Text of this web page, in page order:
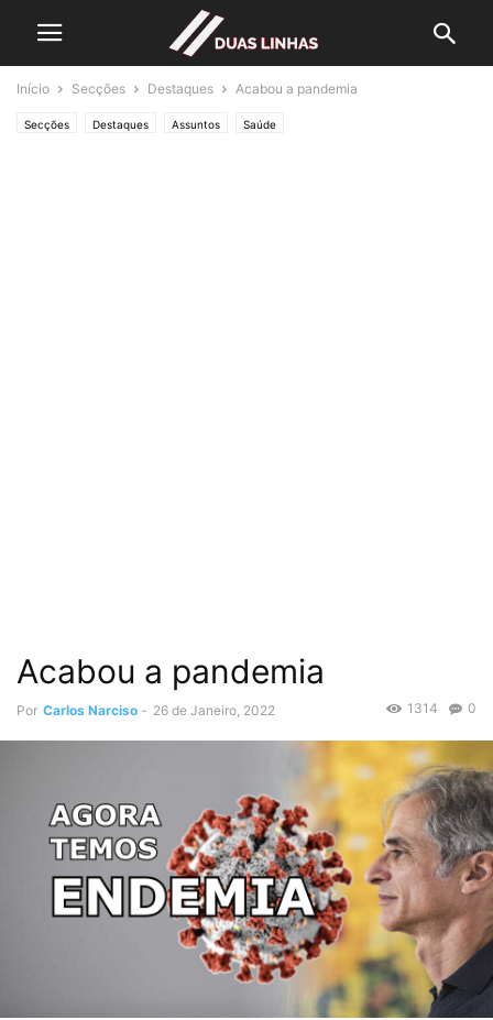
Início Secções Destaques Acabou a pandemia
Secções Destaques Assuntos Saúde
Acabou a pandemia
Por Carlos Narciso - 26 de Janeiro, 2022 0
1314